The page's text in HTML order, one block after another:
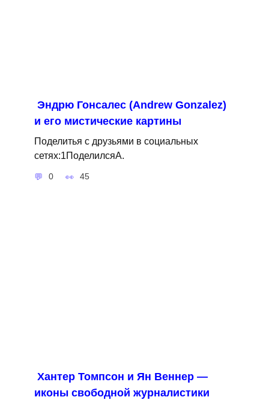
Эндрю Гонсалес (Andrew Gonzalez)
и его мистические картины
Поделитья с друзьями в социальных
сетях:1ПоделилсяA.
0 45
Хантер Томпсон и Ян Веннер —
иконы свободной журналистики